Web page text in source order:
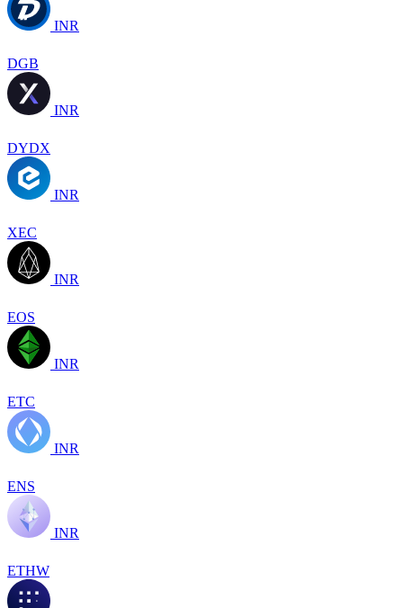
INR
DGB
INR
DYDX
INR
XEC
INR
EOS
INR
ETC
INR
ENS
INR
ETHW